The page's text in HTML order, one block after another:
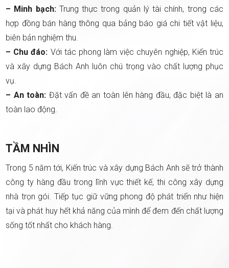
– Minh bạch:Trung thực trong quản lý tài chính, trong các
hợp đồng bán hàng thông qua bảng báo giá chi tiết vật liệu,
biên bản nghiệm thu.
– Chu đáo: Với tác phong làm việc chuyên nghiệp, Kiến trúc
và xây dựng Bách Anh luôn chú trọng vào chất lượng phục
vụ.
– An toàn: Đặt vấn đề an toàn lên hàng đầu, đặc biệt là an
toàn lao động.
TẦM NHÌN
Trong 5 năm tới, Kiến trúc và xây dựng Bách Anh sẽ trở thành
công ty hàng đầu trong lĩnh vực thiết kế, thi công xây dựng
nhà trọn gói. Tiếp tục giữ vững phong độ phát triển như hiện
tại và phát huy hết khả năng của mình để đem đến chất lượng
sống tốt nhất cho khách hàng.